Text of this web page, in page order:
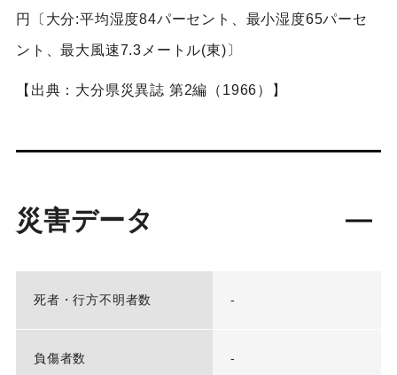
円〔大分:平均湿度84パーセント、最小湿度65パーセ
ント、最大風速7.3メートル(東)〕
【出典：大分県災異誌 第2編（1966）】
災害データ
死者・行方不明者数 -
負傷者数 -